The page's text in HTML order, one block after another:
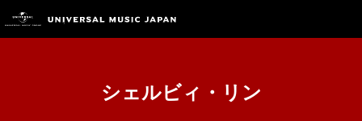
シェルビィ・リン